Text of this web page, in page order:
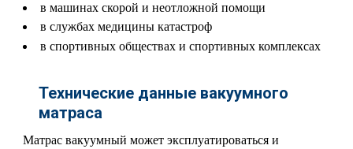
в машинах скорой и неотложной помощи
в службах медицины катастроф
в спортивных обществах и спортивных комплексах
Технические данные вакуумного
матраса
Матрас вакуумный может эксплуатироваться и